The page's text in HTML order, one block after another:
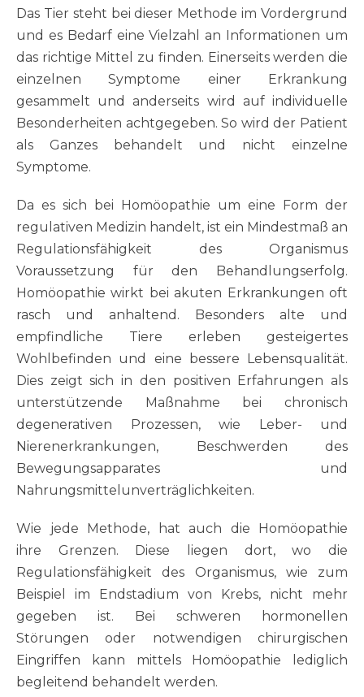
Das Tier steht bei dieser Methode im Vordergrund
und es Bedarf eine Vielzahl an Informationen um
das richtige Mittel zu finden. Einerseits werden die
einzelnen Symptome einer Erkrankung
gesammelt und anderseits wird auf individuelle
Besonderheiten achtgegeben. So wird der Patient
als Ganzes behandelt und nicht einzelne
Symptome.
Da es sich bei Homöopathie um eine Form der
regulativen Medizin handelt, ist ein Mindestmaß an
Regulationsfähigkeit des Organismus
Voraussetzung für den Behandlungserfolg.
Homöopathie wirkt bei akuten Erkrankungen oft
rasch und anhaltend. Besonders alte und
empfindliche Tiere erleben gesteigertes
Wohlbefinden und eine bessere Lebensqualität.
Dies zeigt sich in den positiven Erfahrungen als
unterstützende Maßnahme bei chronisch
degenerativen Prozessen, wie Leber- und
Nierenerkrankungen, Beschwerden des
Bewegungsapparates und
Nahrungsmittelunverträglichkeiten.
Wie jede Methode, hat auch die Homöopathie
ihre Grenzen. Diese liegen dort, wo die
Regulationsfähigkeit des Organismus, wie zum
Beispiel im Endstadium von Krebs, nicht mehr
gegeben ist. Bei schweren hormonellen
Störungen oder notwendigen chirurgischen
Eingriffen kann mittels Homöopathie lediglich
begleitend behandelt werden.